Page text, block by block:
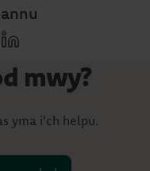
mwy?
yma i'ch helpu.